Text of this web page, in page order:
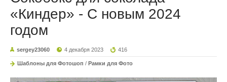
«Киндер» - С новым 2024
годом
sergey23060 4 декабря 2023 416
Шаблоны для Фотошоп / Рамки для Фото